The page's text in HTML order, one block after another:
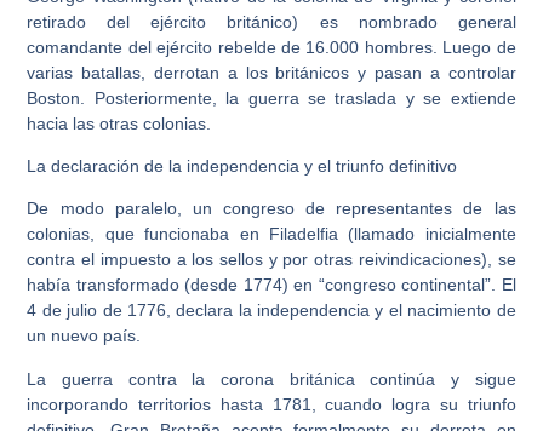
retirado del ejército británico) es nombrado general
comandante del ejército rebelde de 16.000 hombres. Luego de
varias batallas, derrotan a los británicos y pasan a controlar
Boston. Posteriormente, la guerra se traslada y se extiende
hacia las otras colonias.
La declaración de la independencia y el triunfo definitivo
De modo paralelo, un congreso de representantes de las
colonias, que funcionaba en Filadelfia (llamado inicialmente
contra el impuesto a los sellos y por otras reivindicaciones), se
había transformado (desde 1774) en “congreso continental”. El
4 de julio de 1776, declara la independencia y el nacimiento de
un nuevo país.
La guerra contra la corona británica continúa y sigue
incorporando territorios hasta 1781, cuando logra su triunfo